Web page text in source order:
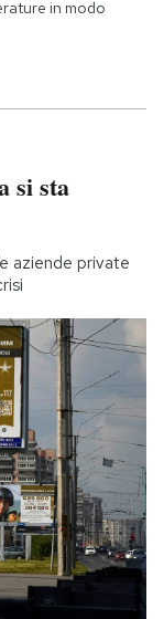
in modo
si sta
aziende private